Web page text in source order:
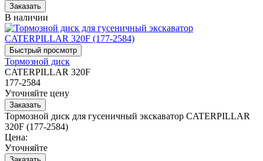
В наличии
Тормозной диск
CATERPILLAR 320F
177-2584
Уточняйте цену
Тормозной диск для гусеничный экскаватор CATERPILLAR
320F (177-2584)
Цена:
Уточняйте